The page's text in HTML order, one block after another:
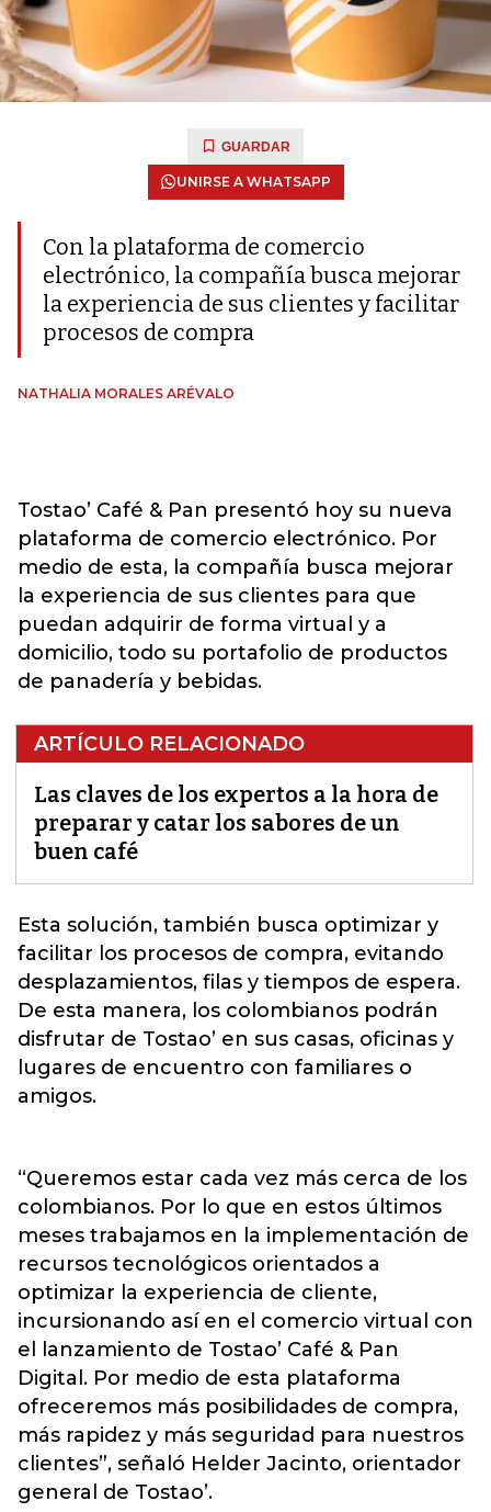
GUARDAR
UNIRSE A WHATSAPP
Con la plataforma de comercio
electrónico, la compañía busca mejorar
la experiencia de sus clientes y facilitar
procesos de compra
NATHALIA MORALES ARÉVALO
Tostao’ Café & Pan presentó hoy su nueva
plataforma de comercio electrónico. Por
medio de esta, la compañía busca mejorar
la experiencia de sus clientes para que
puedan adquirir de forma virtual y a
domicilio, todo su portafolio de productos
de panadería y bebidas.
ARTÍCULO RELACIONADO
Las claves de los expertos a la hora de
preparar y catar los sabores de un
buen café
Esta solución, también busca optimizar y
facilitar los procesos de compra, evitando
desplazamientos, filas y tiempos de espera.
De esta manera, los colombianos podrán
disfrutar de Tostao’ en sus casas, oficinas y
lugares de encuentro con familiares o
amigos.
“Queremos estar cada vez más cerca de los
colombianos. Por lo que en estos últimos
meses trabajamos en la implementación de
recursos tecnológicos orientados a
optimizar la experiencia de cliente,
incursionando así en el comercio virtual con
el lanzamiento de Tostao’ Café & Pan
Digital. Por medio de esta plataforma
ofreceremos más posibilidades de compra,
más rapidez y más seguridad para nuestros
clientes”, señaló Helder Jacinto, orientador
general de Tostao’.